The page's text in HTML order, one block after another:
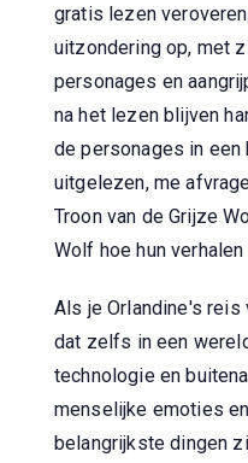
gratis lezen
uitzondering op, met
personages en
na het lezen blijven
de personages in een
uitgelezen, me
Troon van de Grijze
Wolf hoe hun
Als je Orlandine's
dat zelfs in een
technologie en
menselijke emoties
belangrijkste dingen